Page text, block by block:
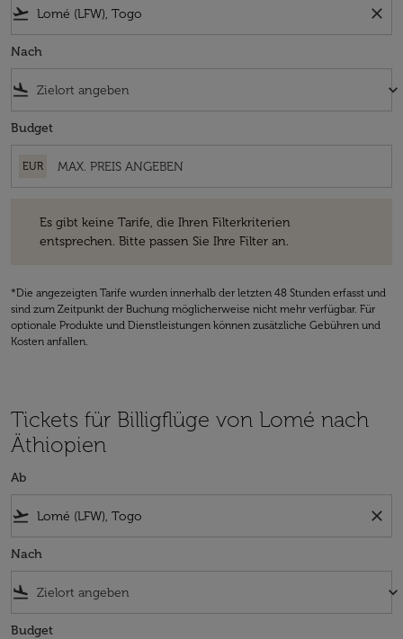
flight_takeoff close
Nach
flight_land keyboard_arrow_down
Budget
EUR
Es gibt keine Tarife, die Ihren Filterkriterien
entsprechen. Bitte passen Sie Ihre Filter an.
*Die angezeigten Tarife wurden innerhalb der letzten 48 Stunden erfasst und
sind zum Zeitpunkt der Buchung möglicherweise nicht mehr verfügbar. Für
optionale Produkte und Dienstleistungen können zusätzliche Gebühren und
Kosten anfallen.
Tickets für Billigflüge von Lomé nach
Äthiopien
Ab
flight_takeoff close
Nach
flight_land keyboard_arrow_down
Budget